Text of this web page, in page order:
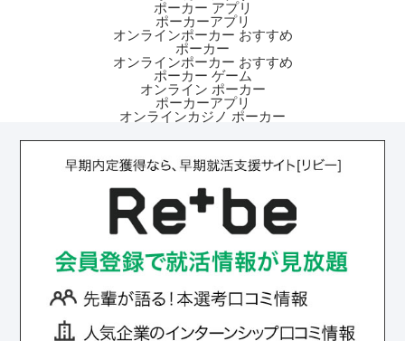
ポーカー アプリ
ポーカーアプリ
オンラインポーカー おすすめ
ポーカー
オンラインポーカー おすすめ
ポーカー ゲーム
オンライン ポーカー
ポーカーアプリ
オンラインカジノ ポーカー